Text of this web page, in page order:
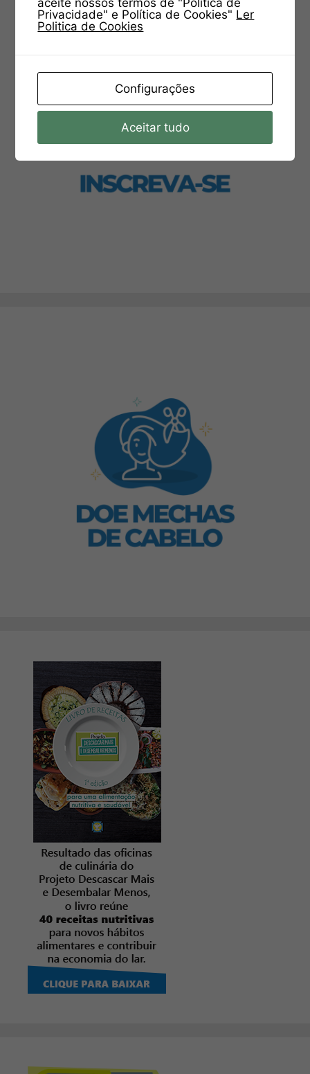
aceite nossos termos de "Política de
Privacidade" e Política de Cookies" Ler
Politica de Cookies
Configurações
Aceitar tudo